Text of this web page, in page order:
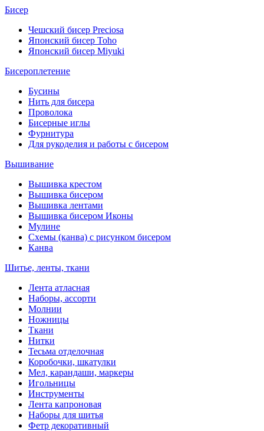
Бисер
Чешский бисер Preciosa
Японский бисер Toho
Японский бисер Miyuki
Бисероплетение
Бусины
Нить для бисера
Проволока
Бисерные иглы
Фурнитура
Для рукоделия и работы с бисером
Вышивание
Вышивка крестом
Вышивка бисером
Вышивка лентами
Вышивка бисером Иконы
Мулине
Схемы (канва) с рисунком бисером
Канва
Шитье, ленты, ткани
Лента атласная
Наборы, ассорти
Молнии
Ножницы
Ткани
Нитки
Тесьма отделочная
Коробочки, шкатулки
Мел, карандаши, маркеры
Игольницы
Инструменты
Лента капроновая
Наборы для шитья
Фетр декоративный